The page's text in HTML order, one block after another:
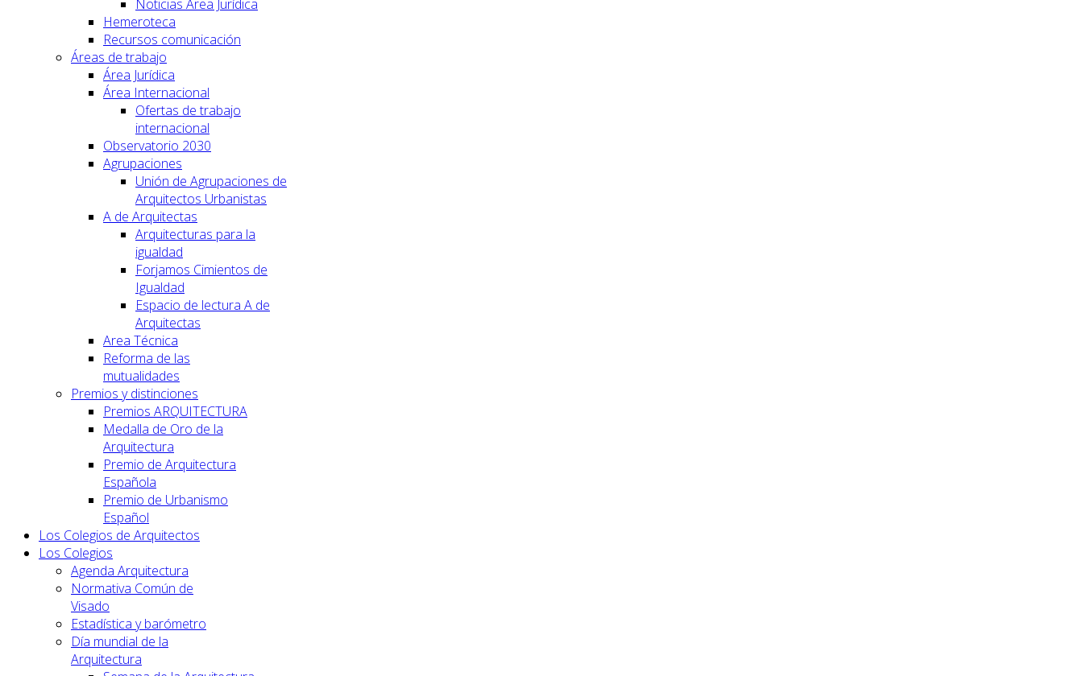
Noticias Area Jurídica
Hemeroteca
Recursos comunicación
Áreas de trabajo
Área Jurídica
Área Internacional
Ofertas de trabajo
internacional
Observatorio 2030
Agrupaciones
Unión de Agrupaciones de
Arquitectos Urbanistas
A de Arquitectas
Arquitecturas para la
igualdad
Forjamos Cimientos de
Igualdad
Espacio de lectura A de
Arquitectas
Area Técnica
Reforma de las
mutualidades
Premios y distinciones
Premios ARQUITECTURA
Medalla de Oro de la
Arquitectura
Premio de Arquitectura
Española
Premio de Urbanismo
Español
Los Colegios de Arquitectos
Los Colegios
Agenda Arquitectura
Normativa Común de
Visado
Estadística y barómetro
Día mundial de la
Arquitectura